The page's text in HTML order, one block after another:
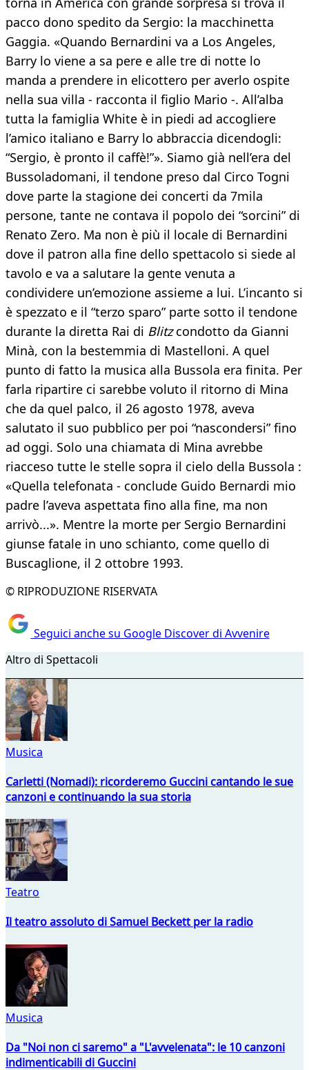
pacco dono spedito da Sergio: la macchinetta
Gaggia. «Quando Bernardini va a Los Angeles,
Barry lo viene a sa pere e alle tre di notte lo
manda a prendere in elicottero per averlo ospite
nella sua villa - racconta il figlio Mario -. All’alba
tutta la famiglia White è in piedi ad accogliere
l’amico italiano e Barry lo abbraccia dicendogli:
“Sergio, è pronto il caffè!”». Siamo già nell’era del
Bussoladomani, il tendone preso dal Circo Togni
dove parte la stagione dei concerti da 7mila
persone, tante ne contava il popolo dei “sorcini” di
Renato Zero. Ma non è più il locale di Bernardini
dove il patron alla fine dello spettacolo si siede al
tavolo e va a salutare la gente venuta a
condividere un’emozione assieme a lui. L’incanto si
è spezzato e il “terzo sparo” parte sotto il tendone
durante la diretta Rai di Blitzcondotto da Gianni
Minà, con la bestemmia di Mastelloni. A quel
punto di fatto la musica alla Bussola era finita. Per
farla ripartire ci sarebbe voluto il ritorno di Mina
che da quel palco, il 26 agosto 1978, aveva
salutato il suo pubblico per poi “nascondersi” fino
ad oggi. Solo una chiamata di Mina avrebbe
riacceso tutte le stelle sopra il cielo della Bussola :
«Quella telefonata - conclude Guido Bernardi mio
padre l’aveva aspettata fino alla fine, ma non
arrivò...». Mentre la morte per Sergio Bernardini
giunse fatale in uno schianto, come quello di
Buscaglione, il 2 ottobre 1993.
© RIPRODUZIONE RISERVATA
Seguici anche su Google Discover di Avvenire
Altro di Spettacoli
Musica
Carletti (Nomadi): ricorderemo Guccini cantando le sue
canzoni e continuando la sua storia
Teatro
Il teatro assoluto di Samuel Beckett per la radio
Musica
Da "Noi non ci saremo" a "L'avvelenata": le 10 canzoni
indimenticabili di Guccini